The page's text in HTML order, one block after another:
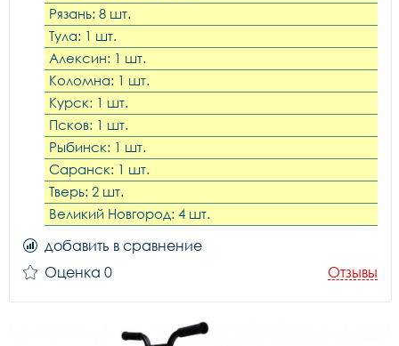
Рязань: 8 шт.
Тула: 1 шт.
Алексин: 1 шт.
Коломна: 1 шт.
Курск: 1 шт.
Псков: 1 шт.
Рыбинск: 1 шт.
Саранск: 1 шт.
Тверь: 2 шт.
Великий Новгород: 4 шт.
добавить в сравнение
Оценка 0
Отзывы